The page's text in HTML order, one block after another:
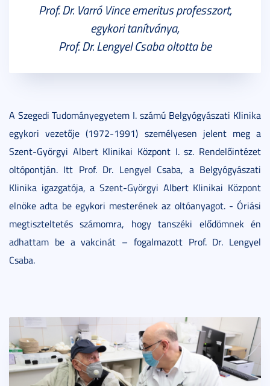
Prof. Dr. Varró Vince emeritus professzort,
egykori tanítványa,
Prof. Dr. Lengyel Csaba oltotta be
A Szegedi Tudományegyetem I. számú Belgyógyászati Klinika
egykori vezetője (1972-1991) személyesen jelent meg a
Szent-Györgyi Albert Klinikai Központ I. sz. Rendelőintézet
oltópontján. Itt Prof. Dr. Lengyel Csaba, a Belgyógyászati
Klinika igazgatója, a Szent-Györgyi Albert Klinikai Központ
elnöke adta be egykori mesterének az oltóanyagot. - Óriási
megtiszteltetés számomra, hogy tanszéki elődömnek én
adhattam be a vakcinát – fogalmazott Prof. Dr. Lengyel
Csaba.